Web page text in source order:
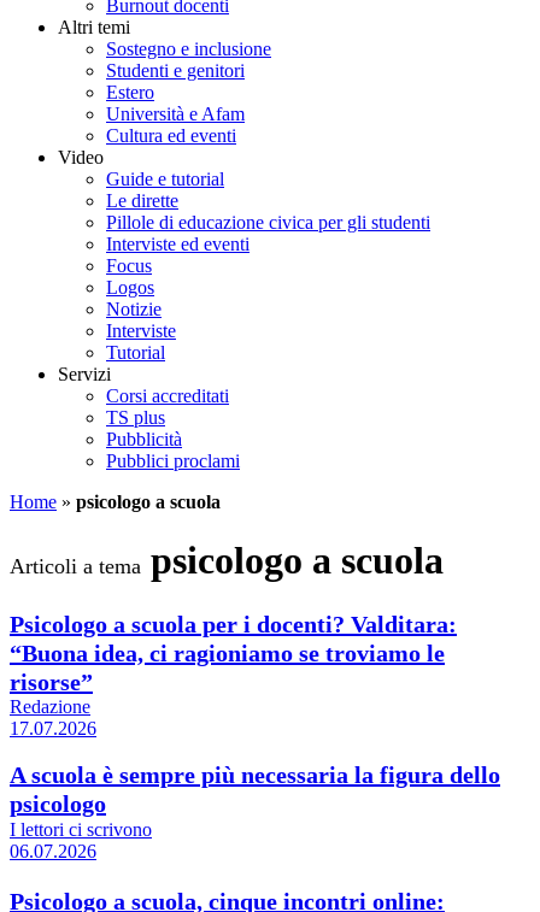
Burnout docenti
Altri temi
Sostegno e inclusione
Studenti e genitori
Estero
Università e Afam
Cultura ed eventi
Video
Guide e tutorial
Le dirette
Pillole di educazione civica per gli studenti
Interviste ed eventi
Focus
Logos
Notizie
Interviste
Tutorial
Servizi
Corsi accreditati
TS plus
Pubblicità
Pubblici proclami
Home » psicologo a scuola
Articoli a tema psicologo a scuola
Psicologo a scuola per i docenti? Valditara:
“Buona idea, ci ragioniamo se troviamo le
risorse”
Redazione
17.07.2026
A scuola è sempre più necessaria la figura dello
psicologo
I lettori ci scrivono
06.07.2026
Psicologo a scuola, cinque incontri online: